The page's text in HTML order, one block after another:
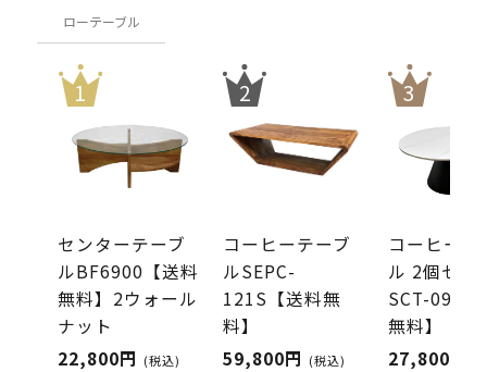
ローテーブル
センターテーブ
ルBF6900【送料
無料】2ウォール
ナット
22,800円 (税込)
コーヒーテーブ
ルSEPC-
121S【送料無
料】
59,800円 (税込)
コーヒーテ
ル 2個セッ
SCT-0903
無料】
27,800円